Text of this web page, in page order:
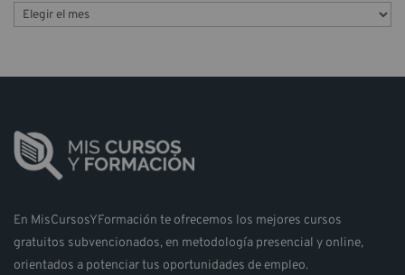
En MisCursosYFormación te ofrecemos los mejores cursos
gratuitos subvencionados, en metodología presencial y online,
orientados a potenciar tus oportunidades de empleo.